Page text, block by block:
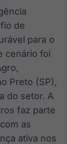
de
para o
cenário foi
Preto (SP),
do setor. A
faz parte
as
ativa nos